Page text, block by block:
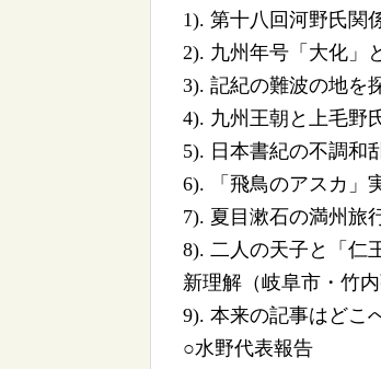
1). 第十八回河野氏関
2). 九州年号「大化」
3). 記紀の難波の地を
4). 九州王朝と上毛野
5). 日本書紀の不調和
6). 「飛鳥のアスカ」
7). 夏目漱石の満州旅
8). 二人の天子と「仁
新理解（岐阜市・竹内
9). 本来の記事はどこ
○水野代表報告